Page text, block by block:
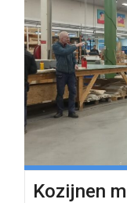
Kozijnen